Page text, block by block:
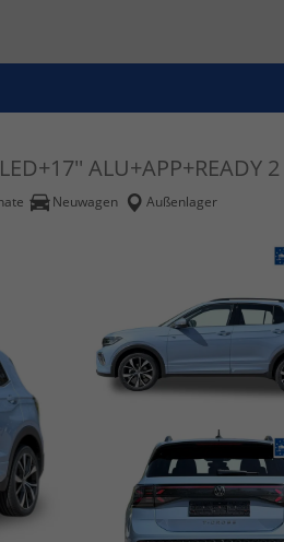
ALU+APP+READY
Neuwagen Außenlager